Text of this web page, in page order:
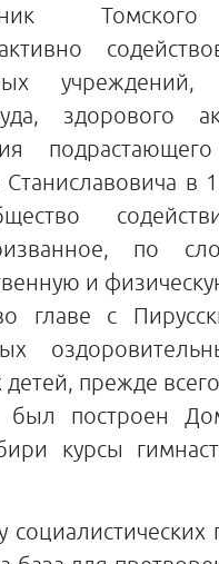
Томского
учреждений,
здорового
в
по
и
главе с
прежде
был построен
курсы